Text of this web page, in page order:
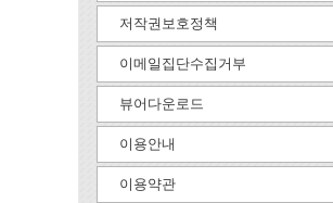
저작권보호정책
이메일집단수집거부
뷰어다운로드
이용안내
이용약관